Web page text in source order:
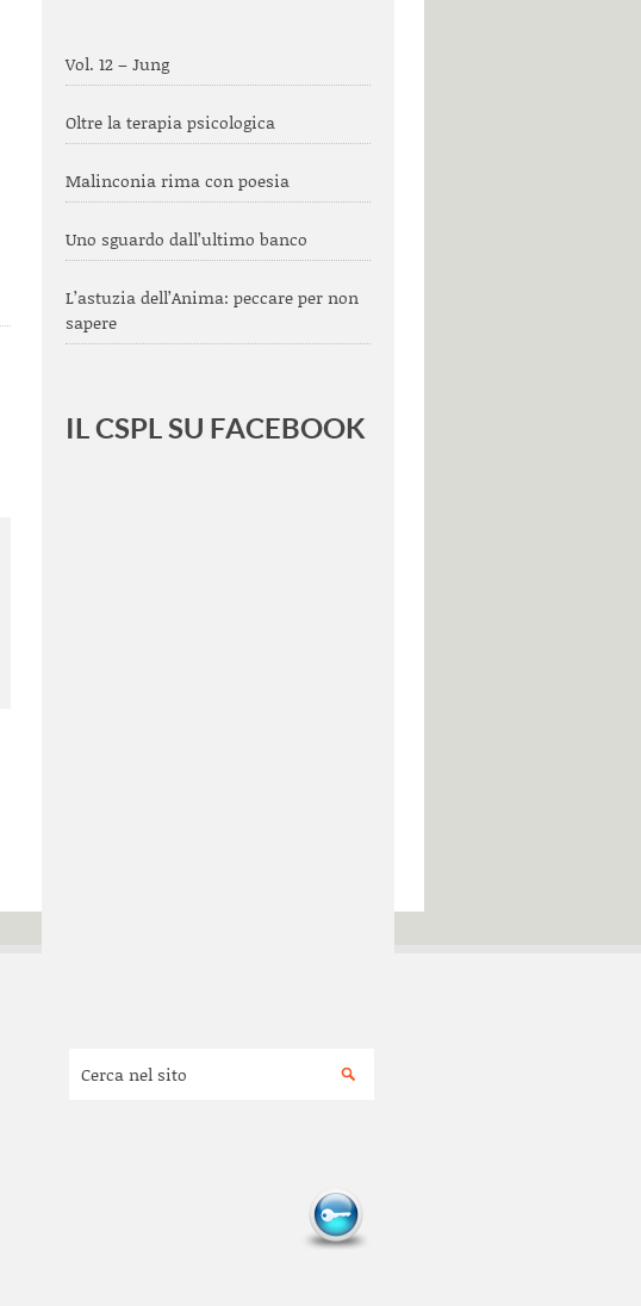
Vol. 12 – Jung
Oltre la terapia psicologica
Malinconia rima con poesia
Uno sguardo dall’ultimo banco
L’astuzia dell’Anima: peccare per non
sapere
IL CSPL SU FACEBOOK